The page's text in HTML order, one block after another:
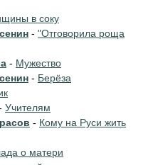
в соку
- "Отговорила роща
- Мужество
- Берёза
Учителям
- Кому на Руси жить
о матери